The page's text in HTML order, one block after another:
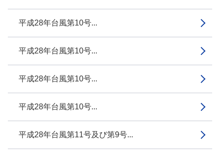
平成28年台風第10号...
平成28年台風第10号...
平成28年台風第10号...
平成28年台風第10号...
平成28年台風第11号及び第9号...